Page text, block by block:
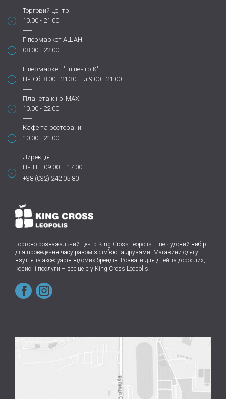
Торговий центр:
10.00 - 21.00
Гіпермаркет АШАН:
08.00 - 22.00
Гіпермаркет "Епіцентр К":
Пн-Сб: 8.00 - 21.30, Нд 9.00 - 21.00
Планета кіно IMAX:
10.00 - 22.00
Кафе та ресторани:
10.00 - 21.00
Дирекція
Пн-Пт: 09.00 – 17.00
+38 (032) 242 05 80
Торгово-розважальний центр King Cross Leopolis – це чудовий вибір
для проведення часу разом з сім’єю та друзями. Магазини одягу,
взуття та аксесуарів відомих брендів. Розваги для дітей та дорослих,
корисні послуги – все це є у King Cross Leopolis.